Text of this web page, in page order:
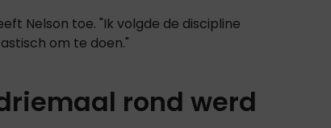
Nelson toe. "Ik volgde de discipline
om te doen."
rond werd